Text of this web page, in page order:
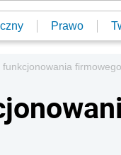
Prawo